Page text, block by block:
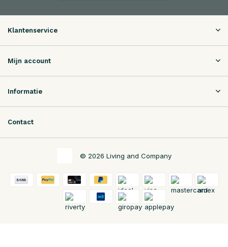
Klantenservice
Mijn account
Informatie
Contact
© 2026 Living and Company